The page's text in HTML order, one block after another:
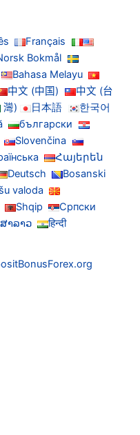
Français
Norsk Bokmål
Bahasa Melayu
中文 (中国)
中文 (台
灣)
日本語 한국어
български
Slovenčina
Українська
Հայերեն
Deutsch
Bosanski
valoda
Shqip
Српски
ພາສາລາວ हिन्दी